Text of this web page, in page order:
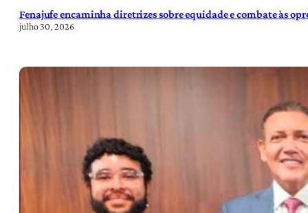
Fenajufe encaminha diretrizes sobre equidade e combate às
julho 30, 2026